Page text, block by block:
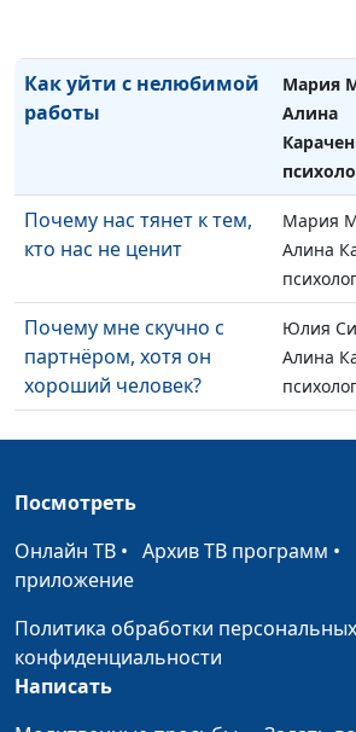
Как уйти с нелюбимой
работы
Мария
Алина
Почему нас тянет к тем,
кто нас не ценит
Мария
Алина
психолог
Почему мне скучно с
партнёром, хотя он
хороший человек?
Юлия
Алина
психолог
Жёсткий секс: норма или
Юлия
Травма насилия: путь к
исцелению
Юлия
Как принять себя по-
христиански
Посмотреть
Онлайн ТВ • Архив ТВ программ •
приложение
Политика обработки
конфиденциальности
Написать